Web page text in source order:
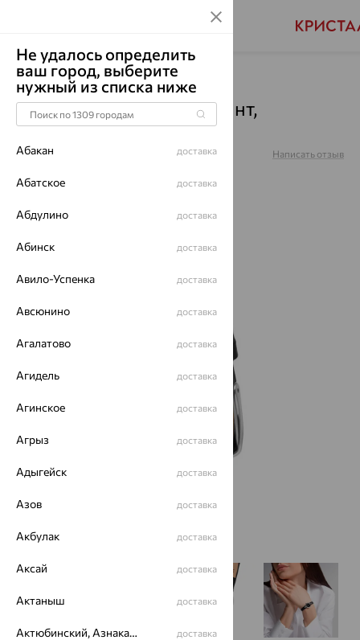
Главная Каталог Часы Бриллиант
Часы, серебро, бриллиант,
0334.1.9.53A
Артикул: Написать отзыв
Не удалось определить
ваш город, выберите
нужный из списка ниже
Абакан доставка
Абатское доставка
Абдулино доставка
Абинск доставка
Авило-Успенка доставка
Авсюнино доставка
Агалатово доставка
Агидель доставка
Агинское доставка
Агрыз доставка
Адыгейск доставка
Азов доставка
Акбулак доставка
Аксай доставка
Актаныш доставка
Актюбинский, Азнакаевский район доставка